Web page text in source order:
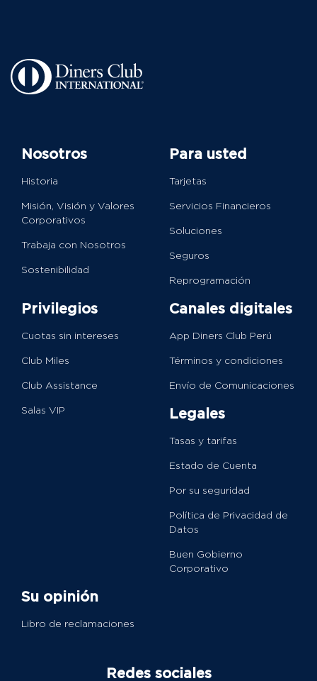
Nosotros
Historia
Misión, Visión y Valores
Corporativos
Trabaja con Nosotros
Sostenibilidad
Para usted
Tarjetas
Servicios Financieros
Soluciones
Seguros
Reprogramación
Privilegios
Cuotas sin intereses
Club Miles
Club Assistance
Salas VIP
Canales digitales
App Diners Club Perú
Términos y condiciones
Envío de Comunicaciones
Legales
Tasas y tarifas
Estado de Cuenta
Por su seguridad
Política de Privacidad de
Datos
Buen Gobierno
Corporativo
Su opinión
Libro de reclamaciones
Redes sociales